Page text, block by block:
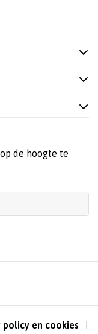
de hoogte te
policy en cookies